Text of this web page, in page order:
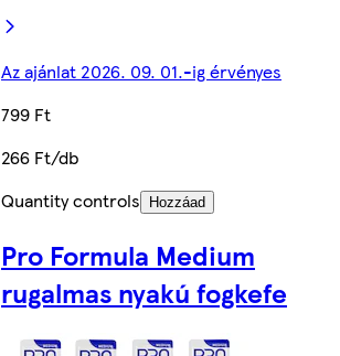
Az ajánlat 2026. 09. 01.-ig érvényes
799 Ft
266 Ft/db
Quantity controls
Hozzáad
Pro Formula Medium
rugalmas nyakú fogkefe